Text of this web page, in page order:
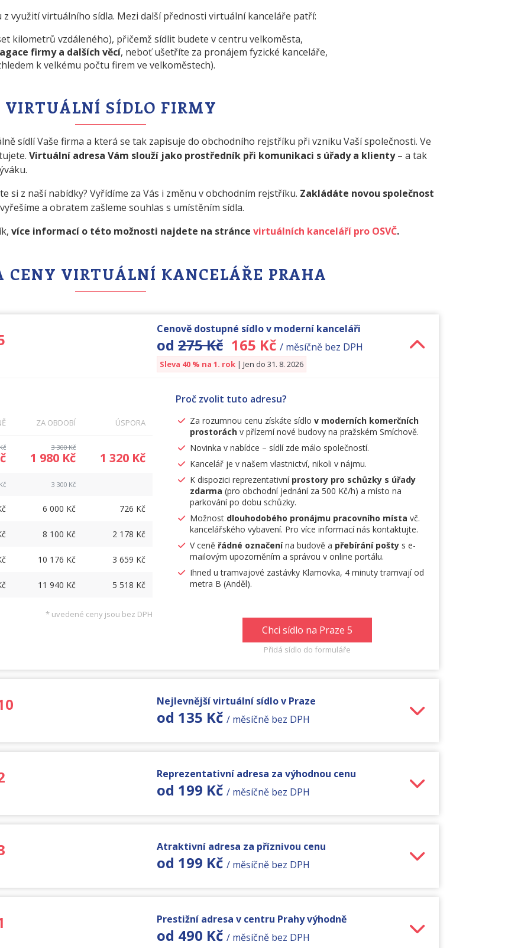
využití virtuálního sídla. Mezi další přednosti virtuální kanceláře patří:
kilometrů vzdáleného), přičemž sídlit budete v centru velkoměsta,
firmy a dalších věcí, neboť ušetříte za pronájem fyzické kanceláře,
k velkému počtu firem ve velkoměstech).
VIRTUÁLNÍ SÍDLO FIRMY
sídlí Vaše firma a která se tak zapisuje do obchodního rejstříku při vzniku Vaší společnosti. Ve
Virtuální adresa Vám slouží jako prostředník při komunikaci s úřady a klienty– a tak
z naší nabídky? Vyřídíme za Vás i změnu v obchodním rejstříku. Zakládáte novou společnost
a obratem zašleme souhlas s umístěním sídla.
více informací o této možnosti najdete na stránce virtuálních kanceláří pro OSVČ.
CENY VIRTUÁLNÍ KANCELÁŘE PRAHA
Cenově dostupné sídlo v moderní kanceláři
od 275 Kč 165 Kč / měsíčně bez DPH
Sleva 40 % na 1. rok | Jen do 31. 8. 2026
ZA OBDOBÍ ÚSPORA
3 300 Kč
1 980 Kč 1 320 Kč
3 300 Kč
6 000 Kč 726 Kč
8 100 Kč 2 178 Kč
10 176 Kč 3 659 Kč
11 940 Kč 5 518 Kč
* uvedené ceny jsou bez DPH
Proč zvolit tuto adresu?
Za rozumnou cenu získáte sídlo v moderních komerčních
prostorách v přízemí nové budovy na pražském Smíchově.
Novinka v nabídce – sídlí zde málo společností.
Kancelář je v našem vlastnictví, nikoli v nájmu.
K dispozici reprezentativní prostory pro schůzky s úřady
zdarma (pro obchodní jednání za 500 Kč/h) a místo na
parkování po dobu schůzky.
Možnost dlouhodobého pronájmu pracovního místa vč.
kancelářského vybavení. Pro více informací nás kontaktujte.
V ceně řádné označenína budově a přebírání pošty s e-
mailovým upozorněním a správou v online portálu.
Ihned u tramvajové zastávky Klamovka, 4 minuty tramvají od
metra B (Anděl).
Chci sídlo na Praze 5
Přidá sídlo do formuláře
Nejlevnější virtuální sídlo v Praze
od 135 Kč / měsíčně bez DPH
Reprezentativní adresa za výhodnou cenu
od 199 Kč / měsíčně bez DPH
Atraktivní adresa za příznivou cenu
od 199 Kč / měsíčně bez DPH
Prestižní adresa v centru Prahy výhodně
od 490 Kč / měsíčně bez DPH